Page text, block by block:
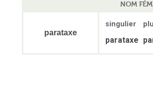
NOM
parataxe
singulier
parataxe